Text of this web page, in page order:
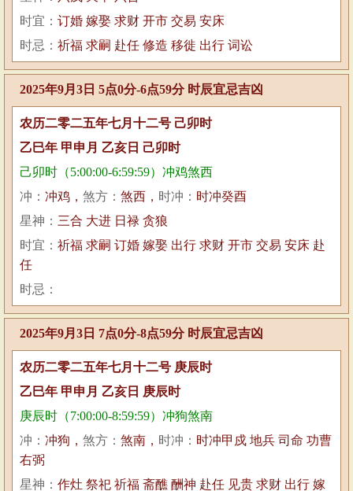
时宜： 订婚 嫁娶 求财 开市 交易 安床
时忌： 祈福 求嗣 赴任 修造 移徙 出行 词讼
2025年9月3日 5点0分-6点59分 时辰宜忌吉凶
农历二零二五年七月十二号 己卯时
乙巳年 甲申月 乙亥日 己卯时
己卯时（5:00:00-6:59:59）冲鸡煞西
冲： 冲鸡， 煞方： 煞西， 时冲： 时冲癸酉
星神： 三合 大进 日禄 贪狼
时宜： 祈福 求嗣 订婚 嫁娶 出行 求财 开市 交易 安床 赴
任
时忌：
2025年9月3日 7点0分-8点59分 时辰宜忌吉凶
农历二零二五年七月十二号 庚辰时
乙巳年 甲申月 乙亥日 庚辰时
庚辰时（7:00:00-8:59:59）冲狗煞南
冲： 冲狗， 煞方： 煞南， 时冲： 时冲甲戍 地兵 司命 功曹
右弼
星神： 作灶 祭祀 祈福 斋醮 酬神 赴任 见贵 求财 出行 嫁